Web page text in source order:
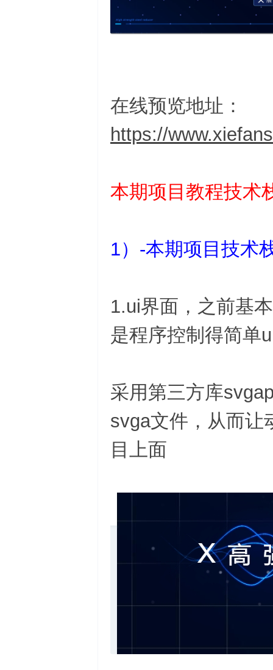
在线预览地址：
https://
本期项目教程技术
1）-本期项目技术
1.ui界面，之前基
是程序控制得简单
采用第三方库
svga文件，从而让
目上面